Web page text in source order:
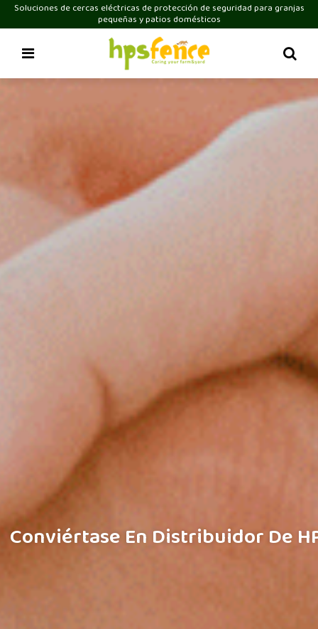
Soluciones de cercas eléctricas de protección de seguridad para granjas
pequeñas y patios domésticos
Conviértase En Distribuidor De